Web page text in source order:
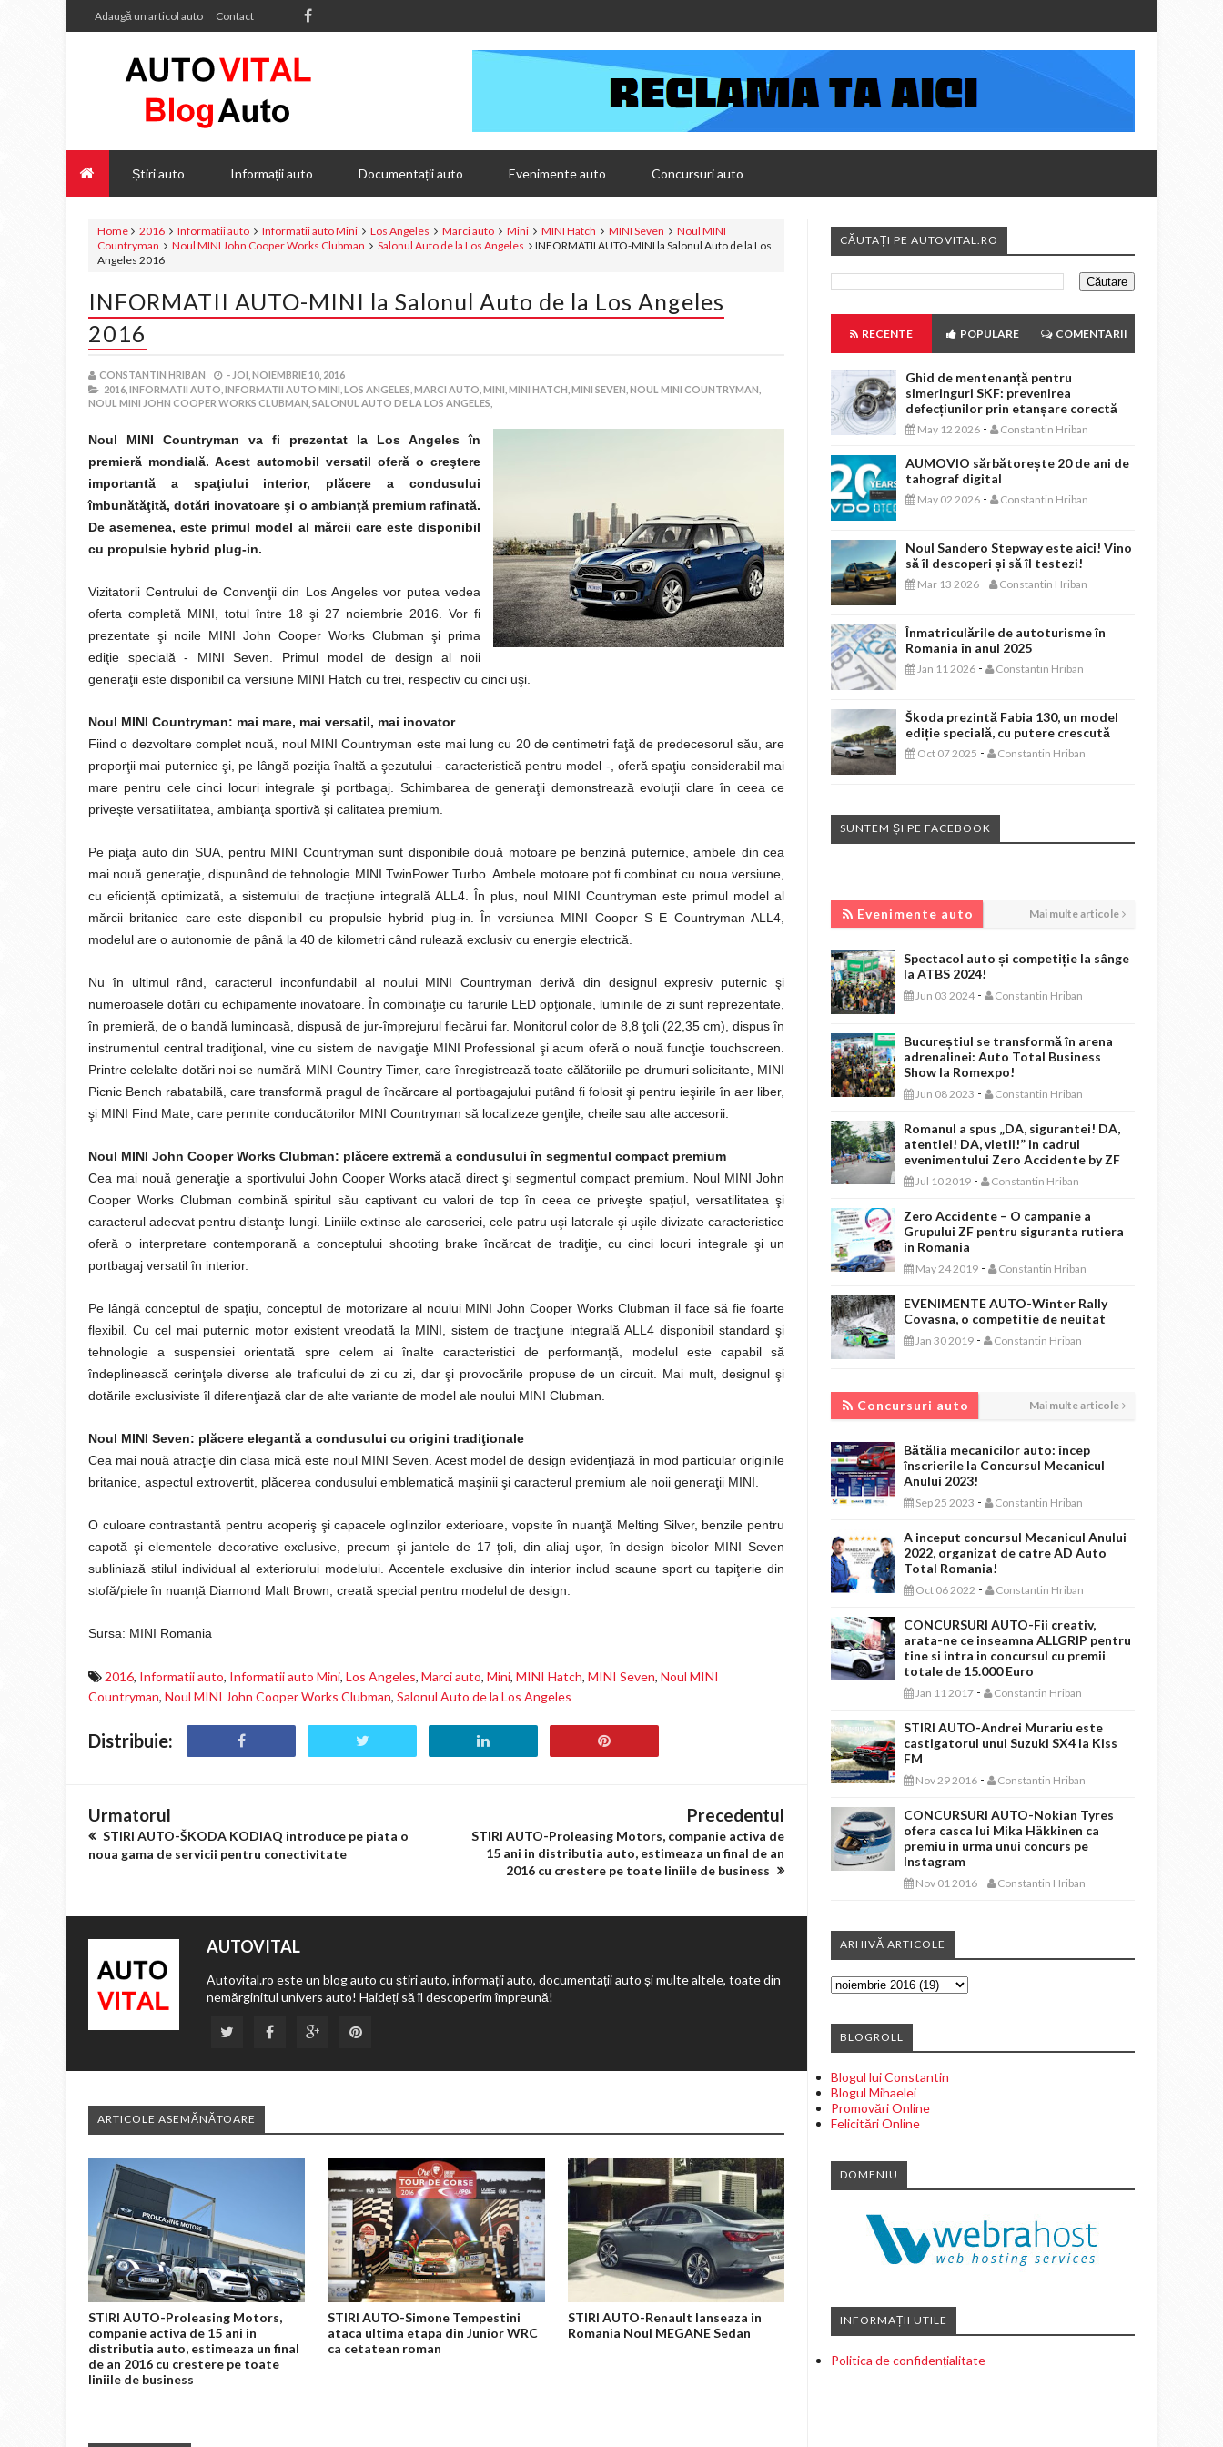
Adaugă un articol auto Contact
Știri auto Informații auto Documentații auto Evenimente auto Concursuri auto
Home 2016 Informatii auto Informatii auto Mini Los Angeles Marci auto Mini MINI Hatch MINI Seven
Noul MINI
Countryman
Noul MINI John Cooper Works Clubman Salonul Auto de la Los Angeles
INFORMATII AUTO-MINI la Salonul Auto de la Los
Angeles 2016
INFORMATII AUTO-MINI la Salonul Auto de la Los Angeles
2016
CONSTANTIN HRIBAN - JOI, NOIEMBRIE 10, 2016
2016, INFORMATII AUTO, INFORMATII AUTO MINI, LOS ANGELES, MARCI AUTO, MINI, MINI HATCH, MINI SEVEN, NOUL MINI COUNTRYMAN,
NOUL MINI JOHN COOPER WORKS CLUBMAN, SALONUL AUTO DE LA LOS ANGELES,
Noul MINI Countryman va fi prezentat la Los Angeles în
premieră mondială. Acest automobil versatil oferă o creştere
importantă a spaţiului interior, plăcere a condusului
îmbunătăţită, dotări inovatoare şi o ambianţă premium rafinată.
De asemenea, este primul model al mărcii care este disponibil
cu propulsie hybrid plug-in.
Vizitatorii Centrului de Convenţii din Los Angeles vor putea vedea
oferta completă MINI, totul între 18 şi 27 noiembrie 2016. Vor fi
prezentate şi noile MINI John Cooper Works Clubman şi prima
ediţie specială - MINI Seven. Primul model de design al noii
generaţii este disponibil ca versiune MINI Hatch cu trei, respectiv cu cinci uşi.
Noul MINI Countryman: mai mare, mai versatil, mai inovator
Fiind o dezvoltare complet nouă, noul MINI Countryman este mai lung cu 20 de centimetri faţă de predecesorul său, are
proporţii mai puternice şi, pe lângă poziţia înaltă a şezutului - caracteristică pentru model -, oferă spaţiu considerabil mai
mare pentru cele cinci locuri integrale şi portbagaj. Schimbarea de generaţii demonstrează evoluţii clare în ceea ce
priveşte versatilitatea, ambianţa sportivă şi calitatea premium.
Pe piaţa auto din SUA, pentru MINI Countryman sunt disponibile două motoare pe benzină puternice, ambele din cea
mai nouă generaţie, dispunând de tehnologie MINI TwinPower Turbo. Ambele motoare pot fi combinat cu noua versiune,
cu eficienţă optimizată, a sistemului de tracţiune integrală ALL4. În plus, noul MINI Countryman este primul model al
mărcii britanice care este disponibil cu propulsie hybrid plug-in. În versiunea MINI Cooper S E Countryman ALL4,
modelul are o autonomie de până la 40 de kilometri când rulează exclusiv cu energie electrică.
Nu în ultimul rând, caracterul inconfundabil al noului MINI Countryman derivă din designul expresiv puternic şi
numeroasele dotări cu echipamente inovatoare. În combinaţie cu farurile LED opţionale, luminile de zi sunt reprezentate,
în premieră, de o bandă luminoasă, dispusă de jur-împrejurul fiecărui far. Monitorul color de 8,8 ţoli (22,35 cm), dispus în
instrumentul central tradiţional, vine cu sistem de navigaţie MINI Professional şi acum oferă o nouă funcţie touchscreen.
Printre celelalte dotări noi se numără MINI Country Timer, care înregistrează toate călătoriile pe drumuri solicitante, MINI
Picnic Bench rabatabilă, care transformă pragul de încărcare al portbagajului putând fi folosit şi pentru ieşirile în aer liber,
şi MINI Find Mate, care permite conducătorilor MINI Countryman să localizeze genţile, cheile sau alte accesorii.
Noul MINI John Cooper Works Clubman: plăcere extremă a condusului în segmentul compact premium
Cea mai nouă generaţie a sportivului John Cooper Works atacă direct şi segmentul compact premium. Noul MINI John
Cooper Works Clubman combină spiritul său captivant cu valori de top în ceea ce priveşte spaţiul, versatilitatea şi
caracterul adecvat pentru distanţe lungi. Liniile extinse ale caroseriei, cele patru uşi laterale şi uşile divizate caracteristice
oferă o interpretare contemporană a conceptului shooting brake încărcat de tradiţie, cu cinci locuri integrale şi un
portbagaj versatil în interior.
Pe lângă conceptul de spaţiu, conceptul de motorizare al noului MINI John Cooper Works Clubman îl face să fie foarte
flexibil. Cu cel mai puternic motor existent vreodată la MINI, sistem de tracţiune integrală ALL4 disponibil standard şi
tehnologie a suspensiei orientată spre celem ai înalte caracteristici de performanţă, modelul este capabil să
îndeplinească cerinţele diverse ale traficului de zi cu zi, dar şi provocările propuse de un circuit. Mai mult, designul şi
dotările exclusiviste îl diferenţiază clar de alte variante de model ale noului MINI Clubman.
Noul MINI Seven: plăcere elegantă a condusului cu origini tradiţionale
Cea mai nouă atracţie din clasa mică este noul MINI Seven. Acest model de design evidenţiază în mod particular originile
britanice, aspectul extrovertit, plăcerea condusului emblematică maşinii şi caracterul premium ale noii generaţii MINI.
O culoare contrastantă pentru acoperiş şi capacele oglinzilor exterioare, vopsite în nuanţă Melting Silver, benzile pentru
capotă şi elementele decorative exclusive, precum şi jantele de 17 ţoli, din aliaj uşor, în design bicolor MINI Seven
subliniază stilul individual al exteriorului modelului. Accentele exclusive din interior includ scaune sport cu tapiţerie din
stofă/piele în nuanţă Diamond Malt Brown, creată special pentru modelul de design.
Sursa: MINI Romania
2016, Informatii auto, Informatii auto Mini, Los Angeles, Marci auto, Mini, MINI Hatch, MINI Seven, Noul MINI
Countryman, Noul MINI John Cooper Works Clubman, Salonul Auto de la Los Angeles
Distribuie:
Urmatorul
STIRI AUTO-ŠKODA KODIAQ introduce pe piata o
noua gama de servicii pentru conectivitate
Precedentul
STIRI AUTO-Proleasing Motors, companie activa de
15 ani in distributia auto, estimeaza un final de an
2016 cu crestere pe toate liniile de business
AUTOVITAL
Autovital.ro este un blog auto cu știri auto, informații auto, documentații auto și multe altele, toate din
nemărginitul univers auto! Haideți să îl descoperim împreună!
ARTICOLE ASEMĂNĂTOARE
STIRI AUTO-Proleasing Motors,
companie activa de 15 ani in
distributia auto, estimeaza un final
de an 2016 cu crestere pe toate
liniile de business
STIRI AUTO-Simone Tempestini
ataca ultima etapa din Junior WRC
ca cetatean roman
STIRI AUTO-Renault lanseaza in
Romania Noul MEGANE Sedan
CĂUTAȚI PE AUTOVITAL.RO
RECENTE POPULARE COMENTARII
Ghid de mentenanță pentru
simeringuri SKF: prevenirea
defecțiunilor prin etanșare corectă
May 12 2026 - Constantin Hriban
AUMOVIO sărbătorește 20 de ani de
tahograf digital
May 02 2026 - Constantin Hriban
Noul Sandero Stepway este aici! Vino
să îl descoperi și să îl testezi!
Mar 13 2026 - Constantin Hriban
Înmatriculările de autoturisme în
Romania în anul 2025
Jan 11 2026 - Constantin Hriban
Škoda prezintă Fabia 130, un model
ediție specială, cu putere crescută
Oct 07 2025 - Constantin Hriban
SUNTEM ȘI PE FACEBOOK
Evenimente auto Mai multe articole
Spectacol auto și competiție la sânge
la ATBS 2024!
Jun 03 2024 - Constantin Hriban
Bucureștiul se transformă în arena
adrenalinei: Auto Total Business
Show la Romexpo!
Jun 08 2023 - Constantin Hriban
Romanul a spus „DA, sigurantei! DA,
atentiei! DA, vietii!” in cadrul
evenimentului Zero Accidente by ZF
Jul 10 2019 - Constantin Hriban
Zero Accidente – O campanie a
Grupului ZF pentru siguranta rutiera
in Romania
May 24 2019 - Constantin Hriban
EVENIMENTE AUTO-Winter Rally
Covasna, o competitie de neuitat
Jan 30 2019 - Constantin Hriban
Concursuri auto Mai multe articole
Bătălia mecanicilor auto: încep
înscrierile la Concursul Mecanicul
Anului 2023!
Sep 25 2023 - Constantin Hriban
A inceput concursul Mecanicul Anului
2022, organizat de catre AD Auto
Total Romania!
Oct 06 2022 - Constantin Hriban
CONCURSURI AUTO-Fii creativ,
arata-ne ce inseamna ALLGRIP pentru
tine si intra in concursul cu premii
totale de 15.000 Euro
Jan 11 2017 - Constantin Hriban
STIRI AUTO-Andrei Murariu este
castigatorul unui Suzuki SX4 la Kiss
FM
Nov 29 2016 - Constantin Hriban
CONCURSURI AUTO-Nokian Tyres
ofera casca lui Mika Häkkinen ca
premiu in urma unui concurs pe
Instagram
Nov 01 2016 - Constantin Hriban
ARHIVĂ ARTICOLE
BLOGROLL
Blogul lui Constantin
Blogul Mihaelei
Promovări Online
Felicitări Online
DOMENIU
INFORMAȚII UTILE
Politica de confidențialitate